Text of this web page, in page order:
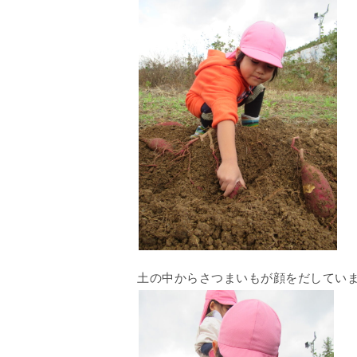
土の中からさつまいもが顔をだしてい